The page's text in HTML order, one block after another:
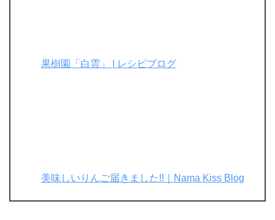
果樹園「白雲」 | レシピブログ
美味しいりんご届きました!!｜Nama Kiss Blog